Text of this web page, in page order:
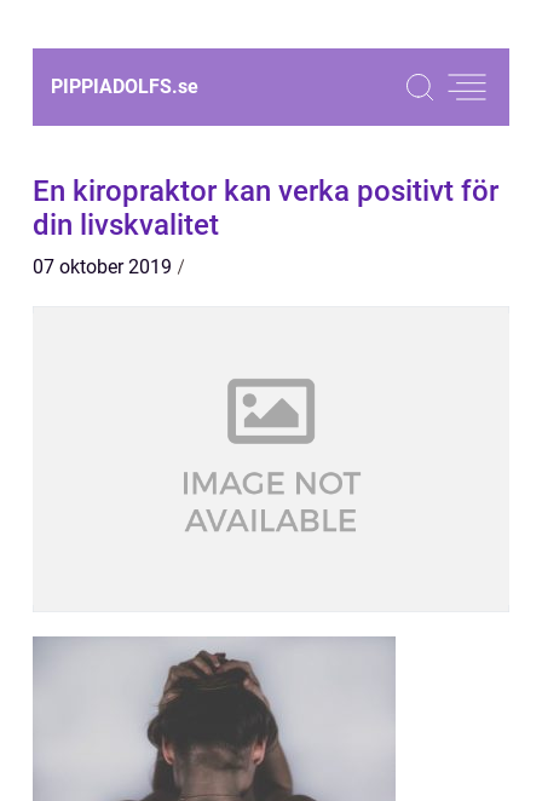
PIPPIADOLFS.se
En kiropraktor kan verka positivt för
din livskvalitet
07 oktober 2019